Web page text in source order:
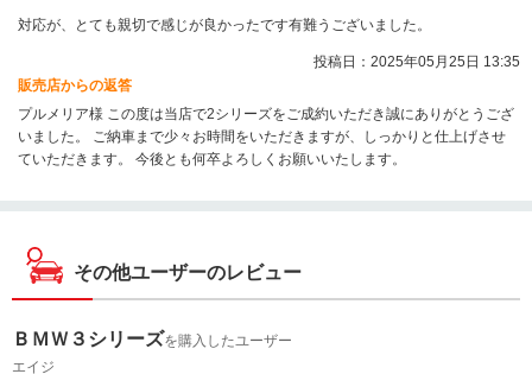
対応が、とても親切で感じが良かったです有難うございました。
投稿日：2025年05月25日 13:35
販売店からの返答
プルメリア様 この度は当店で2シリーズをご成約いただき誠にありがとうござ
いました。 ご納車まで少々お時間をいただきますが、しっかりと仕上げさせ
ていただきます。 今後とも何卒よろしくお願いいたします。
その他ユーザーのレビュー
ＢＭＷ３シリーズを購入したユーザー
エイジ